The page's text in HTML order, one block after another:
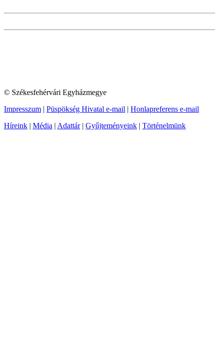
© Székesfehérvári Egyházmegye
Impresszum | Püspökség Hivatal e-mail | Honlapreferens e-mail
Híreink | Média | Adattár| Gyűjteményeink | Történelmünk